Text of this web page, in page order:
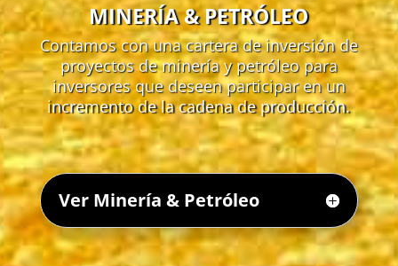
MINERÍA & PETRÓLEO
Contamos con una cartera de inversión de
proyectos de minería y petróleo para
inversores que deseen participar en un
incremento de la cadena de producción.
Ver Minería & Petróleo